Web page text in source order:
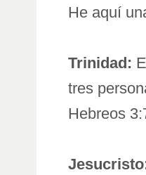
He aquí
Trinidad:
tres
Hebreos